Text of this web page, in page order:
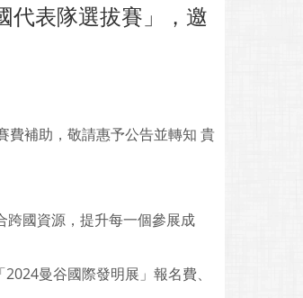
代表隊選拔賽」，邀
費補助，敬請惠予公告並轉知 貴
國資源，提升每一個參展成
曼谷國際發明展」報名費、